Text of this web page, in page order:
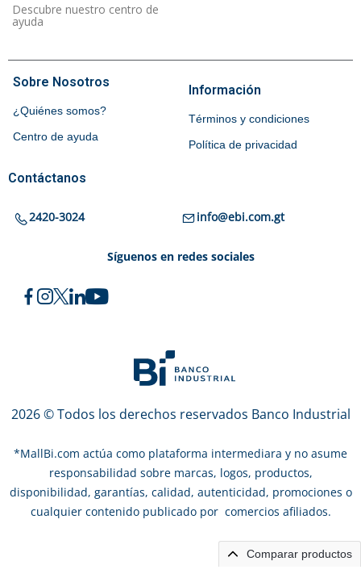
Descubre nuestro centro de
ayuda
Sobre Nosotros
¿Quiénes somos?
Centro de ayuda
Información
Términos y condiciones
Política de privacidad
Contáctanos
2420-3024 info@ebi.com.gt
Síguenos en redes sociales
2026 © Todos los derechos reservados Banco Industrial
*MallBi.com actúa como plataforma intermediara y no asume
responsabilidad sobre marcas, logos, productos,
disponibilidad, garantías, calidad, autenticidad, promociones o
cualquier contenido publicado por comercios afiliados.
Comparar productos